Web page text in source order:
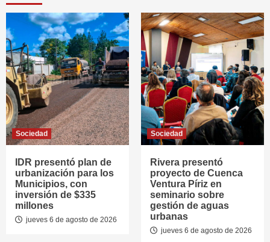
Sociedad
IDR presentó plan de
urbanización para los
Municipios, con
inversión de $335
millones
jueves 6 de agosto de 2026
Sociedad
Rivera presentó
proyecto de Cuenca
Ventura Píriz en
seminario sobre
gestión de aguas
urbanas
jueves 6 de agosto de 2026